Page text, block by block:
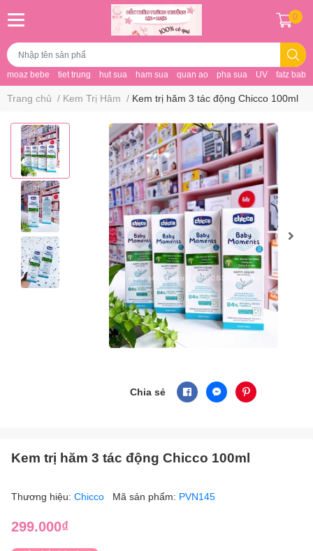
moaz bebe tiet trung hut sua ham sua quan ao pha sua UV fatz baby
0
Trang chủ / Kem Trị Hâm / Kem trị hăm 3 tác động Chicco 100ml
Chia sẻ
Kem trị hăm 3 tác động Chicco 100ml
Thương hiệu: Chicco Mã sản phẩm: PVN145
299.000₫